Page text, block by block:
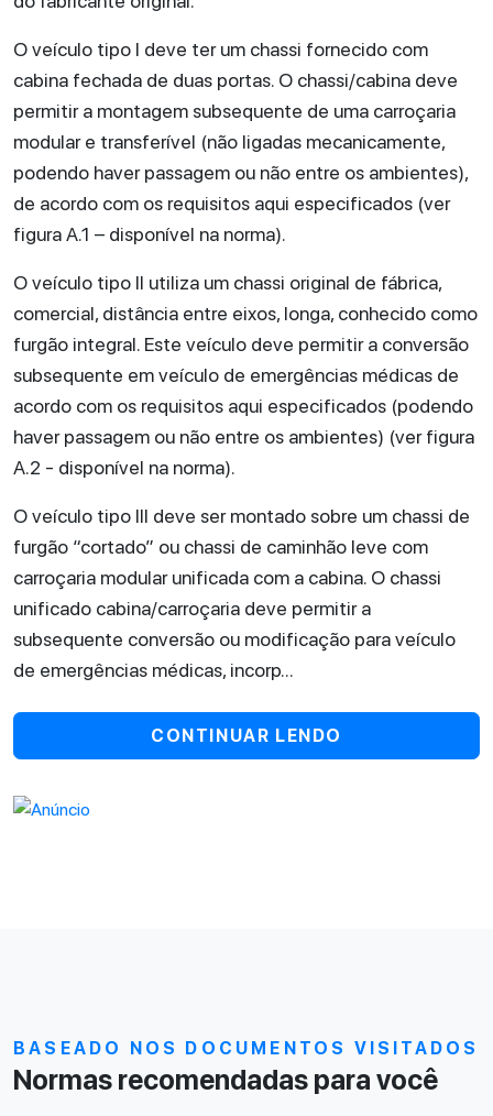
O veículo tipo I deve ter um chassi fornecido com
cabina fechada de duas portas. O chassi/cabina deve
permitir a montagem subsequente de uma carroçaria
modular e transferível (não ligadas mecanicamente,
podendo haver passagem ou não entre os ambientes),
de acordo com os requisitos aqui especificados (ver
figura A.1 – disponível na norma).
O veículo tipo II utiliza um chassi original de fábrica,
comercial, distância entre eixos, longa, conhecido como
furgão integral. Este veículo deve permitir a conversão
subsequente em veículo de emergências médicas de
acordo com os requisitos aqui especificados (podendo
haver passagem ou não entre os ambientes) (ver figura
A.2 - disponível na norma).
O veículo tipo III deve ser montado sobre um chassi de
furgão “cortado” ou chassi de caminhão leve com
carroçaria modular unificada com a cabina. O chassi
unificado cabina/carroçaria deve permitir a
subsequente conversão ou modificação para veículo
de emergências médicas, incorp...
CONTINUAR LENDO
BASEADO NOS DOCUMENTOS VISITADOS
Normas recomendadas para você